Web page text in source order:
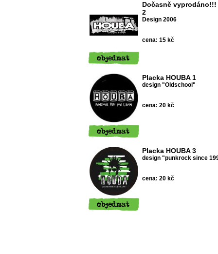
Dočasně
2
Design 2006
cena: 15 kč
Placka HOUBA 1
design "Oldschool"
cena: 20 kč
Placka HOUBA 3
design "punkrock since
cena: 20 kč